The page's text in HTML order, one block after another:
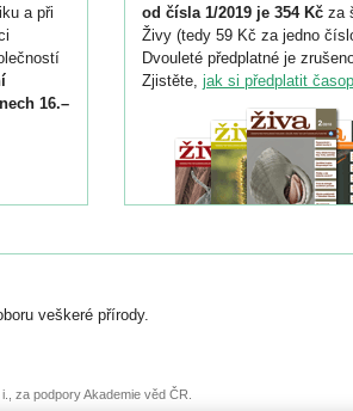
a při
16.–
od čísla 1/2019 je 354 Kč za
Živy (tedy 59 Kč za jedno
Dvouleté předplatné je
Zjistěte, jak si předplatit
veškeré přírody.
za podpory Akademie věd ČR.